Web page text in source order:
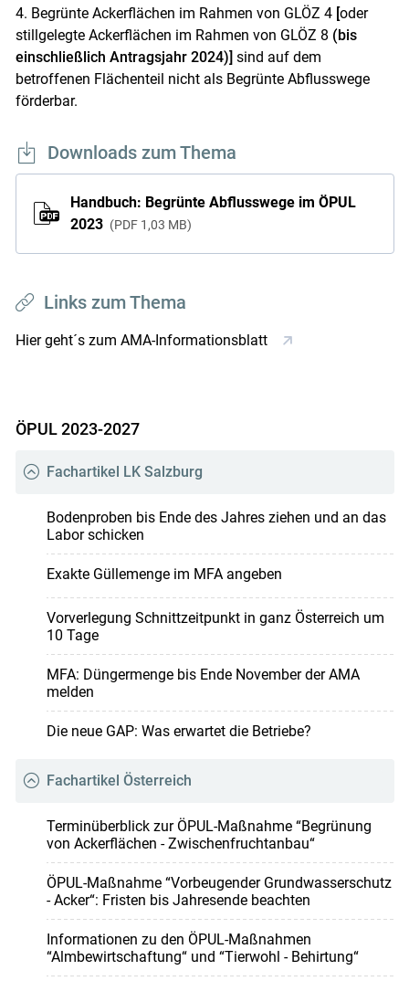
4. Begrünte Ackerflächen im Rahmen von GLÖZ 4 [oder
stillgelegte Ackerflächen im Rahmen von GLÖZ 8 (bis
einschließlich Antragsjahr 2024)] sind auf dem
betroffenen Flächenteil nicht als Begrünte Abflusswege
förderbar.
Downloads zum Thema
Handbuch: Begrünte Abflusswege im ÖPUL
2023
PDF 1,03 MB
Links zum Thema
Hier geht´s zum AMA-Informationsblatt
ÖPUL 2023-2027
Fachartikel LK Salzburg
Bodenproben bis Ende des Jahres ziehen und an das
Labor schicken
Exakte Güllemenge im MFA angeben
Vorverlegung Schnittzeitpunkt in ganz Österreich um
10 Tage
MFA: Düngermenge bis Ende November der AMA
melden
Die neue GAP: Was erwartet die Betriebe?
Fachartikel Österreich
Terminüberblick zur ÖPUL-Maßnahme “Begrünung
von Ackerflächen - Zwischenfruchtanbau“
ÖPUL-Maßnahme “Vorbeugender Grundwasserschutz
- Acker“: Fristen bis Jahresende beachten
Informationen zu den ÖPUL-Maßnahmen
“Almbewirtschaftung“ und “Tierwohl - Behirtung“